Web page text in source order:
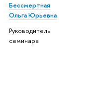
Бессмертная
Ольга Юрьевна
Руководитель
семинара